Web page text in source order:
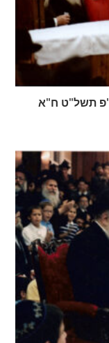
תשל"ט ח"א